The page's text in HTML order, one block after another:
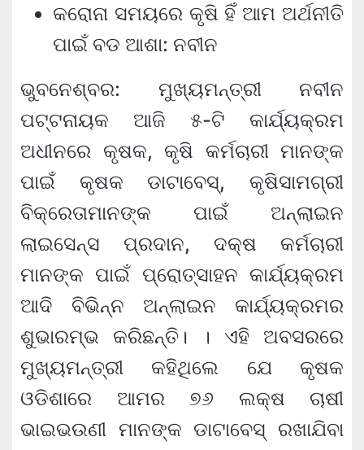
କରୋନା ସମୟରେ କୃଷି ହିଁ ଆମ ଅର୍ଥନୀତି
ପାଇଁ ବଡ ଆଶା: ନବୀନ
ଭୁବନେଶ୍ବର: ମୁଖ୍ୟମନ୍ତ୍ରୀ ନବୀନ
ପଟ୍ଟନାୟକ ଆଜି ୫-ଟି କାର୍ଯ୍ୟକ୍ରମ
ଅଧୀନରେ କୃଷକ, କୃଷି କର୍ମଚାରୀ ମାନଙ୍କ
ପାଇଁ କୃଷକ ଡାଟାବେସ୍‌, କୃଷିସାମଗ୍ରୀ
ବିକ୍ରେତାମାନଙ୍କ ପାଇଁ ଅନ୍‌ଲାଇନ
ଲାଇସେନ୍‌ସ ପ୍ରଦାନ, ଦକ୍ଷ କର୍ମଚାରୀ
ମାନଙ୍କ ପାଇଁ ପ୍ରୋତ୍ସାହନ କାର୍ଯ୍ୟକ୍ରମ
ଆଦି ବିଭିନ୍ନ ଅନ୍‌ଲାଇନ କାର୍ଯ୍ୟକ୍ରମର
ଶୁଭାରମ୍ଭ କରିଛନ୍ତି। । ଏହି ଅବସରରେ
ମୁଖ୍ୟମନ୍ତ୍ରୀ କହିଥିଲେ ଯେ କୃଷକ
ଓଡିଶାରେ ଆମର ୭୬ ଲକ୍ଷ ଚାଷୀ
ଭାଇଭଉଣୀ ମାନଙ୍କ ଡାଟାବେସ୍‌ ରଖାଯିବା